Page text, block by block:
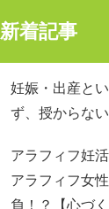
新着記事
妊娠・出産と
ず、授からな
アラフィフ妊
アラフィフ女
負！？【心づ